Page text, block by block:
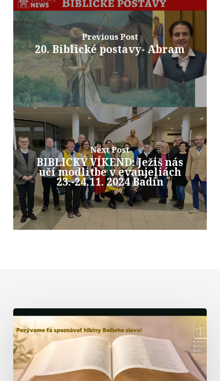
Previous Post
20. Biblické postavy- Abram
Next Post
BIBLICKÝ VÍKEND: Ježiš nás
učí modlitbe v evanjeliách
23.-24.11. 2024 Badín
Biblická
formácia
–
prednáška